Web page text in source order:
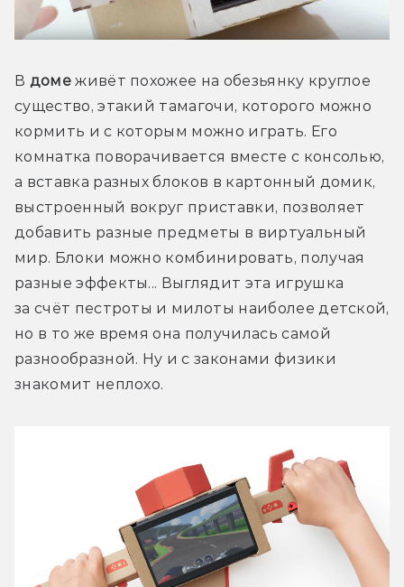
В доме живёт похожее на обезьянку круглое
существо, этакий тамагочи, которого можно
кормить и с которым можно играть. Его
комнатка поворачивается вместе с консолью,
а вставка разных блоков в картонный домик,
выстроенный вокруг приставки, позволяет
добавить разные предметы в виртуальный
мир. Блоки можно комбинировать, получая
разные эффекты... Выглядит эта игрушка
за счёт пестроты и милоты наиболее детской,
но в то же время она получилась самой
разнообразной. Ну и с законами физики
знакомит неплохо.